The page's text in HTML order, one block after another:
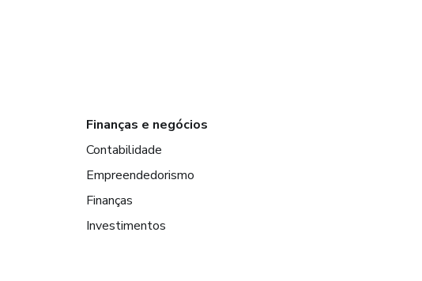
Finanças e negócios
Contabilidade
Empreendedorismo
Finanças
Investimentos